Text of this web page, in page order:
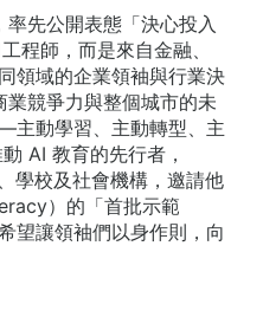
先公開表態「決心投入
程師，而是來自金融、
領域的企業領袖與行業決
競爭力與整個城市的未
動學習、主動轉型、主
AI 教育的先行者，
學校及社會機構，邀請他
）的「首批示範
望讓領袖們以身作則，向